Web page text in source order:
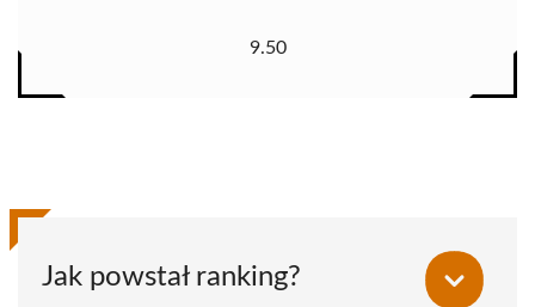
9.50
Jak powstał ranking?